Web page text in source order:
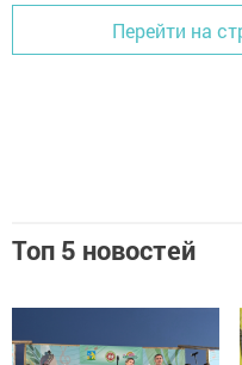
Перейти на
Топ 5 новостей